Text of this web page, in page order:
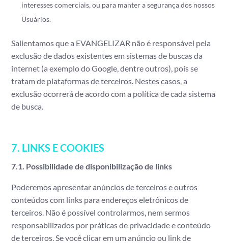
interesses comerciais, ou para manter a segurança dos nossos
Usuários.
Salientamos que a EVANGELIZAR não é responsável pela
exclusão de dados existentes em sistemas de buscas da
internet (a exemplo do Google, dentre outros), pois se
tratam de plataformas de terceiros. Nestes casos, a
exclusão ocorrerá de acordo com a política de cada sistema
de busca.
7. LINKS E COOKIES
7.1. Possibilidade de disponibilização de links
Poderemos apresentar anúncios de terceiros e outros
conteúdos com links para endereços eletrônicos de
terceiros. Não é possível controlarmos, nem sermos
responsabilizados por práticas de privacidade e conteúdo
de terceiros. Se você clicar em um anúncio ou link de